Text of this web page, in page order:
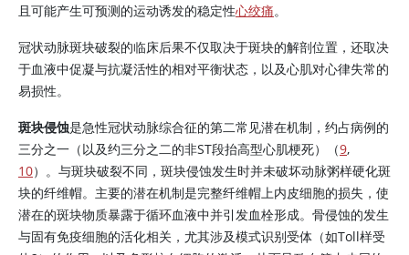
且可能产生可预测的运动诱发的稳定性心绞痛。
冠状动脉斑块破裂的临床后果不仅取决于斑块的解剖位置，还取决
于血液中促凝与抗凝活性的相对平衡状态，以及心肌对心律失常的
易损性。
斑块侵蚀是急性冠状动脉综合征的第二常见潜在机制，约占病例的
三分之一（以及约三分之二的非ST段抬高型心肌梗死）（9,
10）。与斑块破裂不同，斑块侵蚀发生时并未破坏动脉粥样硬化斑
块的纤维帽。主要的潜在机制是完整纤维帽上内皮细胞的损失，使
潜在的斑块物质暴露于循环血液中并引发血栓形成。骨侵蚀的发生
与固有免疫细胞的活化相关，尤其涉及模式识别受体（如Toll样受